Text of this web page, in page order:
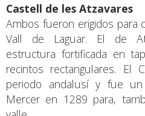
Castell de les Atzavares
Ambos fueron erigidos para
Vall de Laguar. El de
estructura fortificada en
recintos rectangulares. El
periodo andalusí y fue
Mercer en 1289 para,